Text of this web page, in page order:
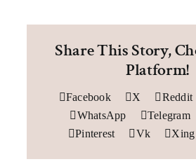
Share This Story,
Platform!
Facebook X Reddit
WhatsApp
Telegram
Pinterest
Vk Xing